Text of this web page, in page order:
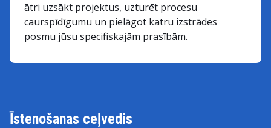
ātri uzsākt projektus, uzturēt procesu
caurspīdīgumu un pielāgot katru izstrādes
posmu jūsu specifiskajām prasībām.
Īstenošanas ceļvedis